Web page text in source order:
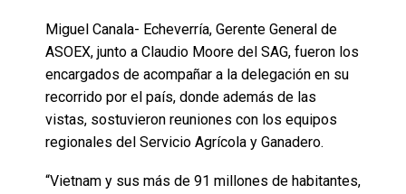
Miguel Canala- Echeverría, Gerente General de
ASOEX, junto a Claudio Moore del SAG, fueron los
encargados de acompañar a la delegación en su
recorrido por el país, donde además de las
vistas, sostuvieron reuniones con los equipos
regionales del Servicio Agrícola y Ganadero.
“Vietnam y sus más de 91 millones de habitantes,